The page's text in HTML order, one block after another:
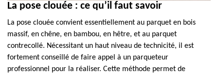
La pose clouée : ce qu’il faut savoir
La pose clouée convient essentiellement au parquet en bois
massif, en chêne, en bambou, en hêtre, et au parquet
contrecollé. Nécessitant un haut niveau de technicité, il est
fortement conseillé de faire appel à un parqueteur
professionnel pour la réaliser. Cette méthode permet de